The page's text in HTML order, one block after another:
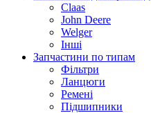
Claas
John Deere
Welger
Інші
Запчастини по типам
Фільтри
Ланцюги
Ремені
Підшипники